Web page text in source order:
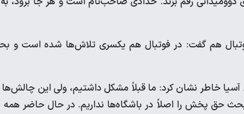
هم گفت: در فوتبال هم یکسری تلاش‌ها شده است و
خاطر نشان کرد: ما قبلاً مشکل داشتیم، ولی این
حق پخش را اصلاً در باشگاه‌ها نداریم. در حال حاضر همه